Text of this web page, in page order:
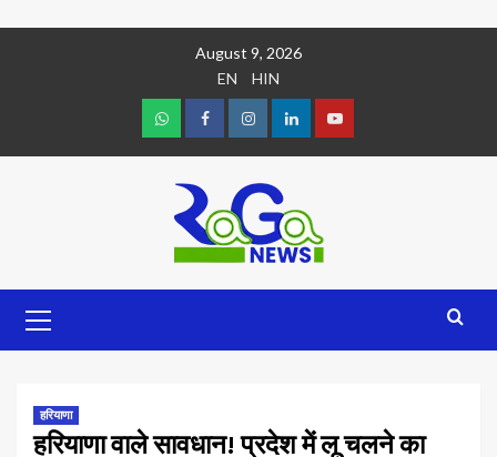
August 9, 2026
EN
HIN
हरियाणा
हरियाणा वाले सावधान! प्रदेश में लू चलने का